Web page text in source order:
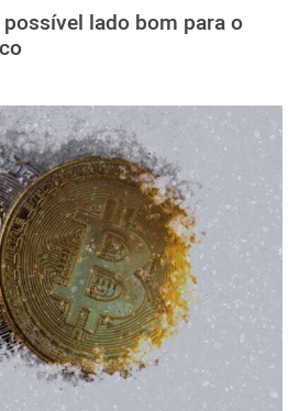
lado bom para o